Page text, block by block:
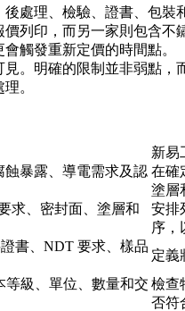
處理、檢驗、證書、包裝
列印，而另一家則包含不
觸發重新定價的時間點。
。明確的限制並非弱點
。
新易
暴露、導電需求及認 在確
塗層
求、密封面、塗層和
安排
序，
書、NDT 要求、樣品
定義
等級、單位、數量和交 檢查
否符